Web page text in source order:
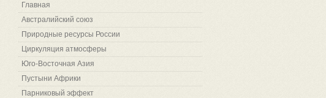
Главная
Австралийский союз
Природные ресурсы России
Циркуляция атмосферы
Юго-Восточная Азия
Пустыни Африки
Парниковый эффект